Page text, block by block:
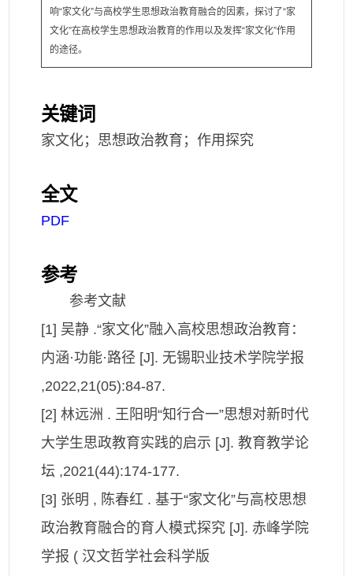
响“家文化”与高校学生思想政治教育融合的因素，探讨了“家
文化”在高校学生思想政治教育的作用以及发挥“家文化”作用
的途径。
关键词
家文化；思想政治教育；作用探究
全文
PDF
参考
参考文献
[1] 吴静 .“家文化”融入高校思想政治教育：
内涵·功能·路径 [J]. 无锡职业技术学院学报
,2022,21(05):84-87.
[2] 林远洲 . 王阳明“知行合一”思想对新时代
大学生思政教育实践的启示 [J]. 教育教学论
坛 ,2021(44):174-177.
[3] 张明 , 陈春红 . 基于“家文化”与高校思想
政治教育融合的育人模式探究 [J]. 赤峰学院
学报 ( 汉文哲学社会科学版